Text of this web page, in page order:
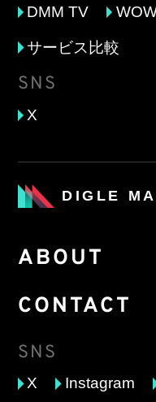
DIGLE
ABOUT
CONTACT
SNS
X Instagram
DMM TV
サービス比較
SNS
X